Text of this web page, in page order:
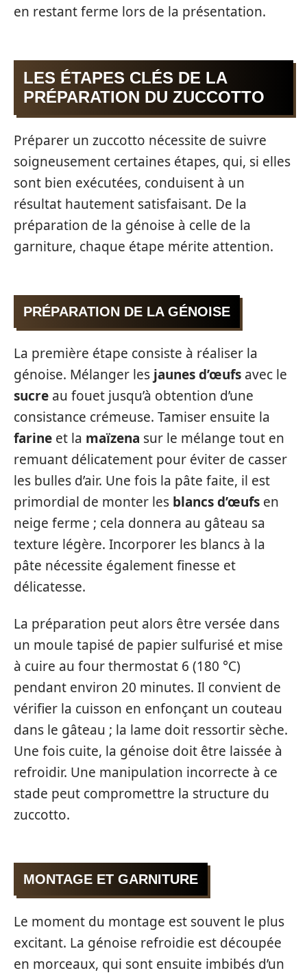
en restant ferme lors de la présentation.
LES ÉTAPES CLÉS DE LA
PRÉPARATION DU ZUCCOTTO
Préparer un zuccotto nécessite de suivre
soigneusement certaines étapes, qui, si elles
sont bien exécutées, conduisent à un
résultat hautement satisfaisant. De la
préparation de la génoise à celle de la
garniture, chaque étape mérite attention.
PRÉPARATION DE LA GÉNOISE
La première étape consiste à réaliser la
génoise. Mélanger les jaunes d’œufs avec le
sucre au fouet jusqu’à obtention d’une
consistance crémeuse. Tamiser ensuite la
farine et la maïzena sur le mélange tout en
remuant délicatement pour éviter de casser
les bulles d’air. Une fois la pâte faite, il est
primordial de monter les blancs d’œufs en
neige ferme ; cela donnera au gâteau sa
texture légère. Incorporer les blancs à la
pâte nécessite également finesse et
délicatesse.
La préparation peut alors être versée dans
un moule tapisé de papier sulfurisé et mise
à cuire au four thermostat 6 (180 °C)
pendant environ 20 minutes. Il convient de
vérifier la cuisson en enfonçant un couteau
dans le gâteau ; la lame doit ressortir sèche.
Une fois cuite, la génoise doit être laissée à
refroidir. Une manipulation incorrecte à ce
stade peut compromettre la structure du
zuccotto.
MONTAGE ET GARNITURE
Le moment du montage est souvent le plus
excitant. La génoise refroidie est découpée
en morceaux, qui sont ensuite imbibés d’un